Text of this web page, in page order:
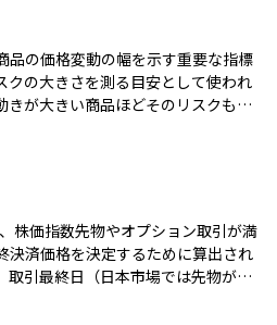
ただし、ヘッジにはコストがかか
出年金などでは、満期になった資
に自動的に移す場合にもこの用語が
ーは、資産運用を長期で続ける際に
みのひとつです。
品の価格変動の幅を示す重要な指標
クの大きさを測る目安として使われ
きが大きい商品ほどそのリスクも高
準偏差という統計的手法で数値化
合いとして評価するのが一般的で
おいては、ボラティリティの大きい
品は低リスクと判断されます。
株価指数先物やオプション取引が満
決済価格を決定するために算出され
取引最終日（日本市場では先物が第